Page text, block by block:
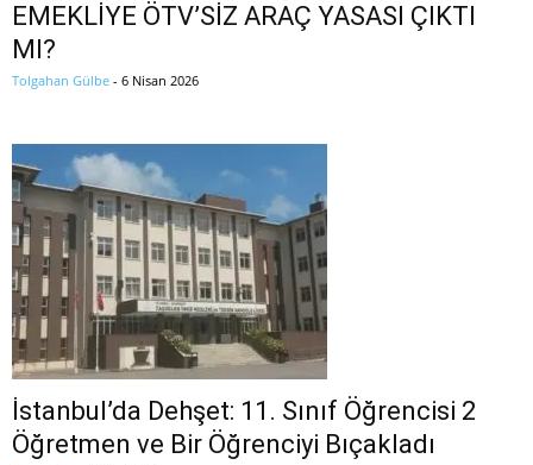
EMEKLİYE ÖTV’SİZ ARAÇ YASASI ÇIKTI
MI?
Tolgahan Gülbe - 6 Nisan 2026
İstanbul’da Dehşet: 11. Sınıf Öğrencisi 2
Öğretmen ve Bir Öğrenciyi Bıçakladı